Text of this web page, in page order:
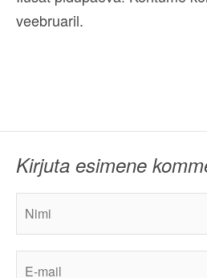
veebruaril.
Kirjuta esimene